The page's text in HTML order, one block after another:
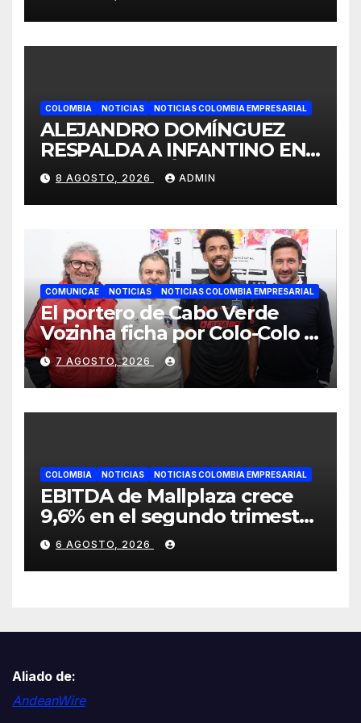
vivienda de familias
colombianas
COLOMBIA NOTICIAS NOTICIAS COLOMBIA EMPRESARIAL
ALEJANDRO DOMÍNGUEZ
RESPALDA A INFANTINO EN
CALI: «ES EL LÍDER DE LA
TRANSFORMACIÓN DEL
FÚTBOL»
8 AGOSTO, 2026 ADMIN
COMUNICAE NOTICIAS NOTICIAS COLOMBIA EMPRESARIAL
El portero de Cabo Verde
Vozinha ficha por Colo-Colo y
JETOUR respalda su nueva
etapa
7 AGOSTO, 2026
COLOMBIA NOTICIAS NOTICIAS COLOMBIA EMPRESARIAL
EBITDA de Mallplaza crece
9,6% en el segundo trimestre
mientras avanza en su plan
de crecimiento en Colombia
6 AGOSTO, 2026
Aliado de:
AndeanWire